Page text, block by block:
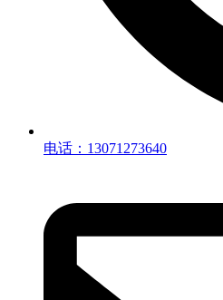
电话：13071273640